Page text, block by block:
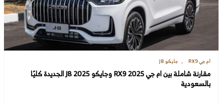
ام جي RX9 جايكو J8
مقارنة شاملة بين ام جي RX9 2025 وجايكو J8 2025 الجديدة كليًا
بالسعودية